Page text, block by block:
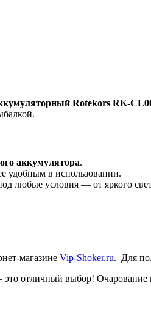
Rotekors RK-
аккумулятора.
удобным в использовании.
любые условия — от яркого
магазине Vip-Shoker.ru. Для
отличный выбор! Очарование